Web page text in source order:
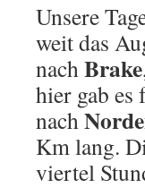
Unsere
weit das
nachBrake
hier gab
nach
Km lang.
viertel